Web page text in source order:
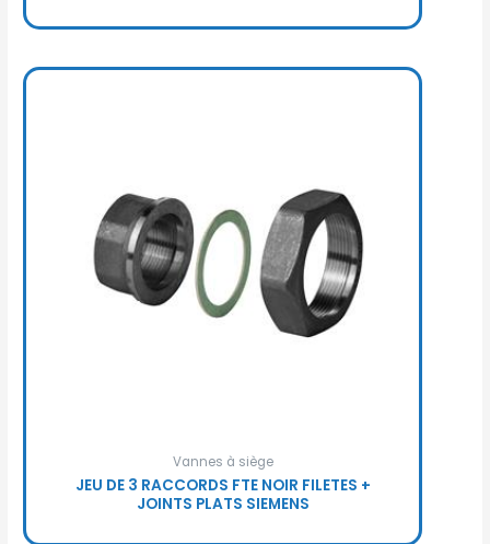
Vannes à siège
JEU DE 3 RACCORDS FTE NOIR FILETES +
JOINTS PLATS SIEMENS